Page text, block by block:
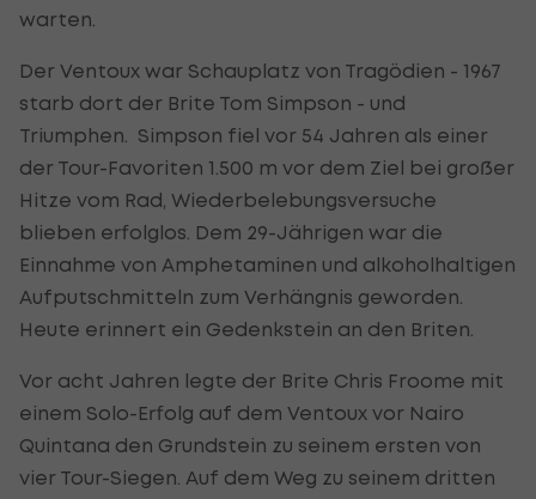
warten.
Der Ventoux war Schauplatz von Tragödien - 1967
starb dort der Brite Tom Simpson - und
Triumphen. Simpson fiel vor 54 Jahren als einer
der Tour-Favoriten 1.500 m vor dem Ziel bei großer
Hitze vom Rad, Wiederbelebungsversuche
blieben erfolglos. Dem 29-Jährigen war die
Einnahme von Amphetaminen und alkoholhaltigen
Aufputschmitteln zum Verhängnis geworden.
Heute erinnert ein Gedenkstein an den Briten.
Vor acht Jahren legte der Brite Chris Froome mit
einem Solo-Erfolg auf dem Ventoux vor Nairo
Quintana den Grundstein zu seinem ersten von
vier Tour-Siegen. Auf dem Weg zu seinem dritten